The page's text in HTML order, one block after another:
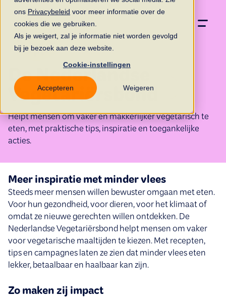
ons Privacybeleid voor meer informatie over de
cookies die we gebruiken.
Als je weigert, zal je informatie niet worden gevolgd
bij je bezoek aan deze website.
Cookie-instellingen
Accepteren Weigeren
De Nederlandse
Vegetariërsbond
Helpt mensen om vaker en makkerlijker vegetarisch te
eten, met praktische tips, inspiratie en toegankelijke
acties.
Meer inspiratie met minder vlees
Steeds meer mensen willen bewuster omgaan met eten.
Voor hun gezondheid, voor dieren, voor het klimaat of
omdat ze nieuwe gerechten willen ontdekken. De
Nederlandse Vegetariërsbond helpt mensen om vaker
voor vegetarische maaltijden te kiezen. Met recepten,
tips en campagnes laten ze zien dat minder vlees eten
lekker, betaalbaar en haalbaar kan zijn.
Zo maken zij impact